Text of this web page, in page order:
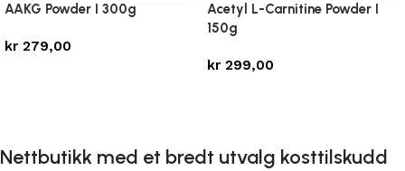
AAKG Powder I 300g
kr 279,00
Acetyl L-Carnitine Powder I
150g
kr 299,00
Nettbutikk med et bredt utvalg kosttilskudd